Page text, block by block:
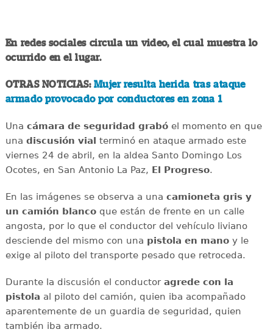
En redes sociales circula un video, el cual muestra lo
ocurrido en el lugar.
OTRAS NOTICIAS: Mujer resulta herida tras ataque
armado provocado por conductores en zona 1
Una cámara de seguridad grabóel momento en que
una discusión vial terminó en ataque armado este
viernes 24 de abril, en la aldea Santo Domingo Los
Ocotes, en San Antonio La Paz, El Progreso.
En las imágenes se observa a una camioneta gris y
un camión blancoque están de frente en un calle
angosta, por lo que el conductor del vehículo liviano
desciende del mismo con una pistola en manoy le
exige al piloto del transporte pesado que retroceda.
Durante la discusión el conductor agrede con la
pistola al piloto del camión, quien iba acompañado
aparentemente de un guardia de seguridad, quien
también iba armado.